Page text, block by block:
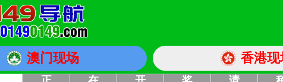
澳门现场 香港现